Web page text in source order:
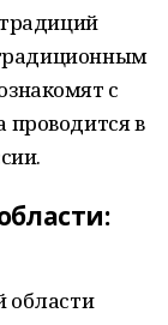
традиционным
с
в
области